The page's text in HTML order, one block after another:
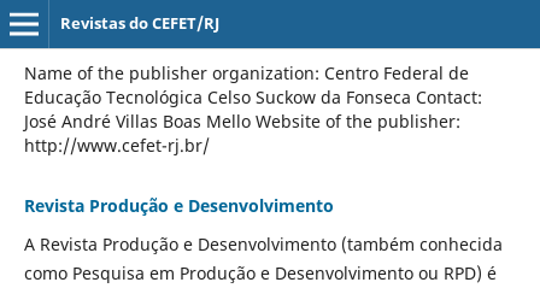
Revistas do CEFET/RJ
Name of the publisher organization: Centro Federal de
Educação Tecnológica Celso Suckow da Fonseca Contact:
José André Villas Boas Mello Website of the publisher:
http://www.cefet-rj.br/
Revista Produção e Desenvolvimento
A Revista Produção e Desenvolvimento (também conhecida
como Pesquisa em Produção e Desenvolvimento ou RPD) é